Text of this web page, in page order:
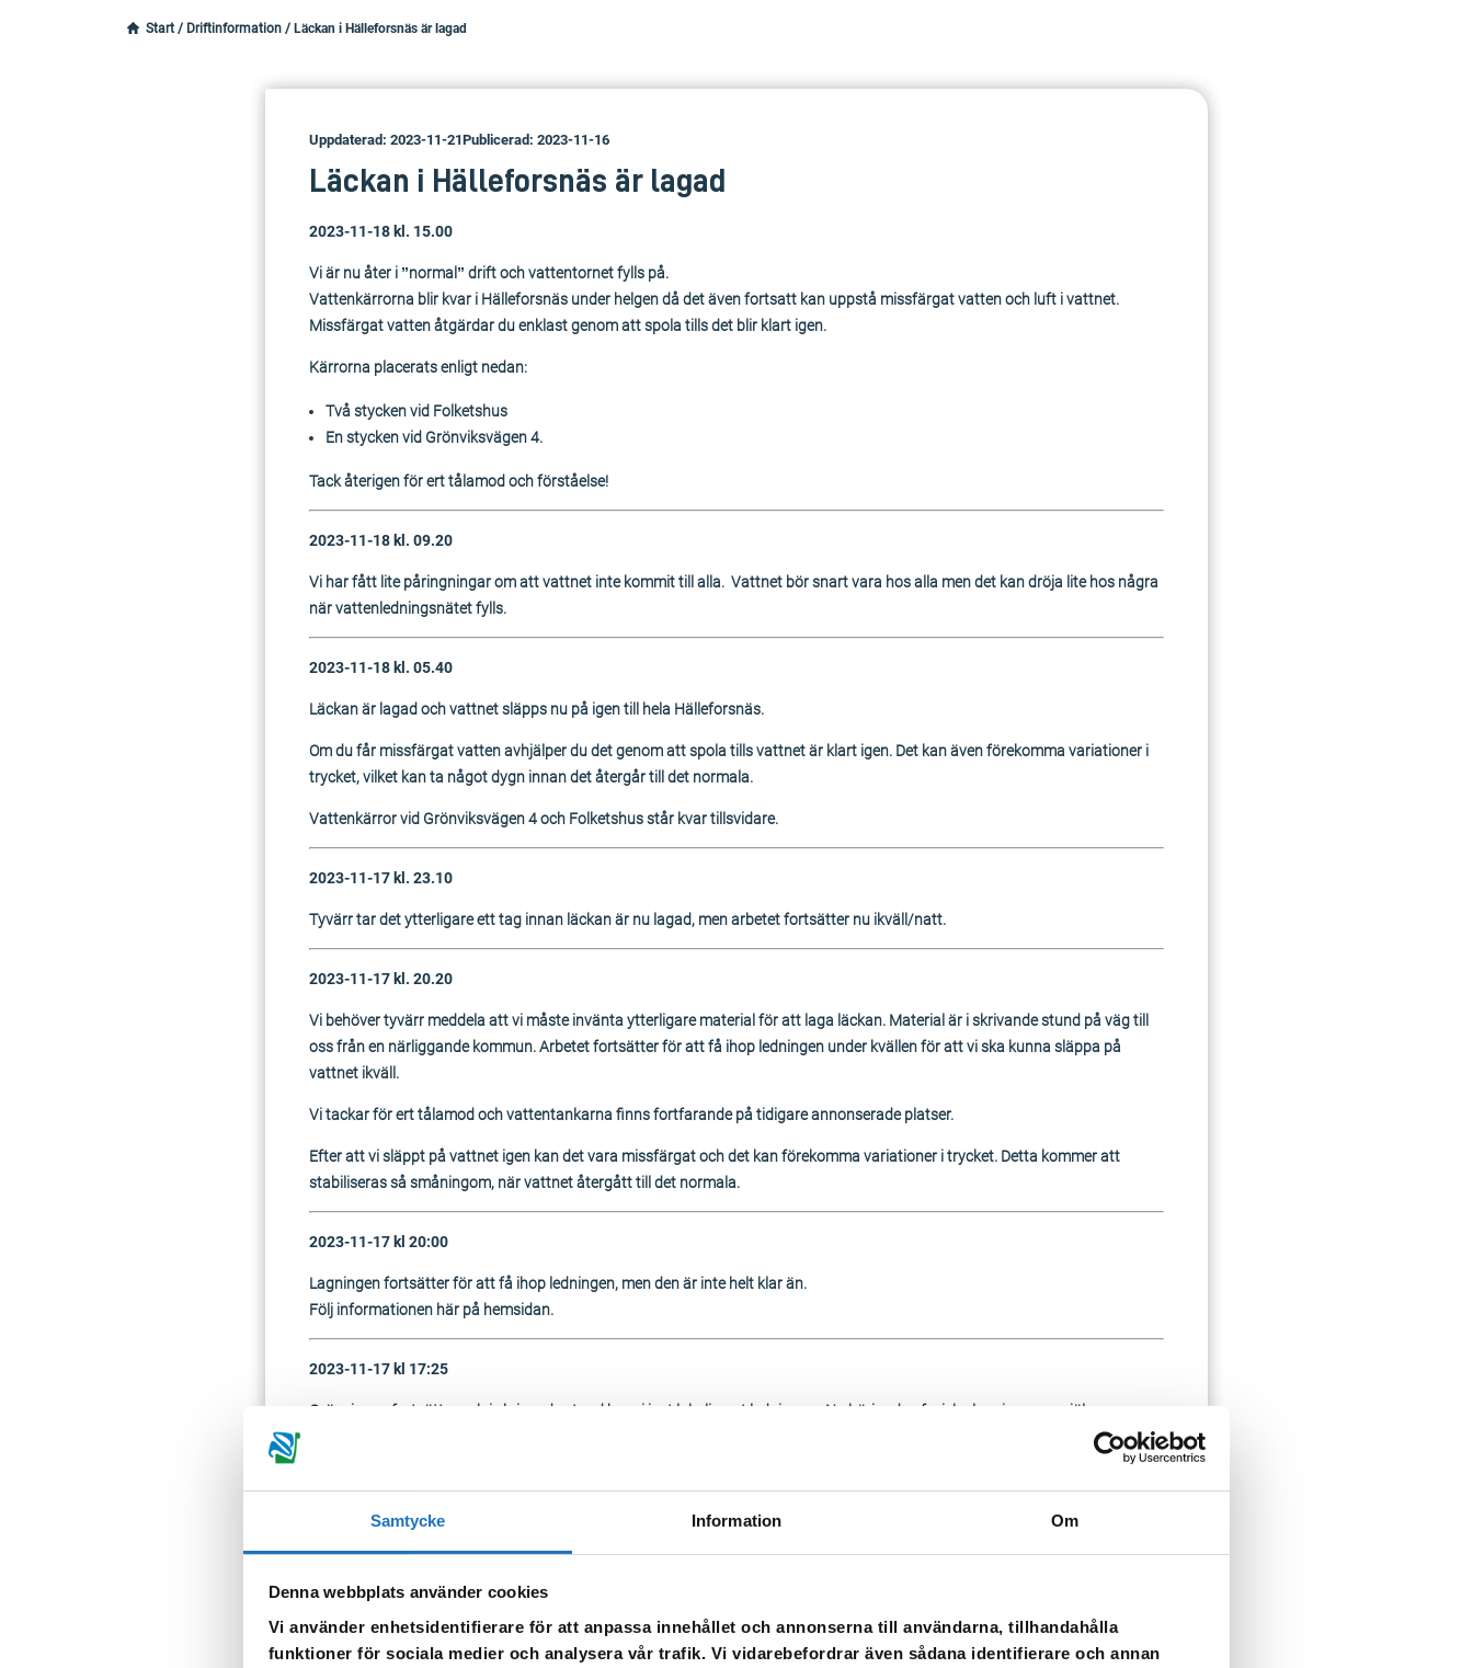
Samtycke Information Om
Denna webbplats använder cookies
Vi använder enhetsidentifierare för att anpassa innehållet och annonserna till användarna, tillhandahålla
funktioner för sociala medier och analysera vår trafik. Vi vidarebefordrar även sådana identifierare och annan
Start / Driftinformation / Läckan i Hälleforsnäs är lagad
Uppdaterad: 2023-11-21Publicerad: 2023-11-16
Läckan i Hälleforsnäs är lagad
2023-11-18 kl. 15.00
Vi är nu åter i ”normal” drift och vattentornet fylls på.
Vattenkärrorna blir kvar i Hälleforsnäs under helgen då det även fortsatt kan uppstå missfärgat vatten och luft i vattnet.
Missfärgat vatten åtgärdar du enklast genom att spola tills det blir klart igen.
Kärrorna placerats enligt nedan:
Två stycken vid Folketshus
En stycken vid Grönviksvägen 4.
Tack återigen för ert tålamod och förståelse!
2023-11-18 kl. 09.20
Vi har fått lite påringningar om att vattnet inte kommit till alla. Vattnet bör snart vara hos alla men det kan dröja lite hos några
när vattenledningsnätet fylls.
2023-11-18 kl. 05.40
Läckan är lagad och vattnet släpps nu på igen till hela Hälleforsnäs.
Om du får missfärgat vatten avhjälper du det genom att spola tills vattnet är klart igen. Det kan även förekomma variationer i
trycket, vilket kan ta något dygn innan det återgår till det normala.
Vattenkärror vid Grönviksvägen 4 och Folketshus står kvar tillsvidare.
2023-11-17 kl. 23.10
Tyvärr tar det ytterligare ett tag innan läckan är nu lagad, men arbetet fortsätter nu ikväll/natt.
2023-11-17 kl. 20.20
Vi behöver tyvärr meddela att vi måste invänta ytterligare material för att laga läckan. Material är i skrivande stund på väg till
oss från en närliggande kommun. Arbetet fortsätter för att få ihop ledningen under kvällen för att vi ska kunna släppa på
vattnet ikväll.
Vi tackar för ert tålamod och vattentankarna finns fortfarande på tidigare annonserade platser.
Efter att vi släppt på vattnet igen kan det vara missfärgat och det kan förekomma variationer i trycket. Detta kommer att
stabiliseras så småningom, när vattnet återgått till det normala.
2023-11-17 kl 20:00
Lagningen fortsätter för att få ihop ledningen, men den är inte helt klar än.
Följ informationen här på hemsidan.
2023-11-17 kl 17:25
Grävningen fortsätter och i skrivande stund har vi just lokaliserat ledningen. Nu börjar den fysiska lagningen av själva